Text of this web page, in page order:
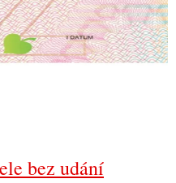
bez udání